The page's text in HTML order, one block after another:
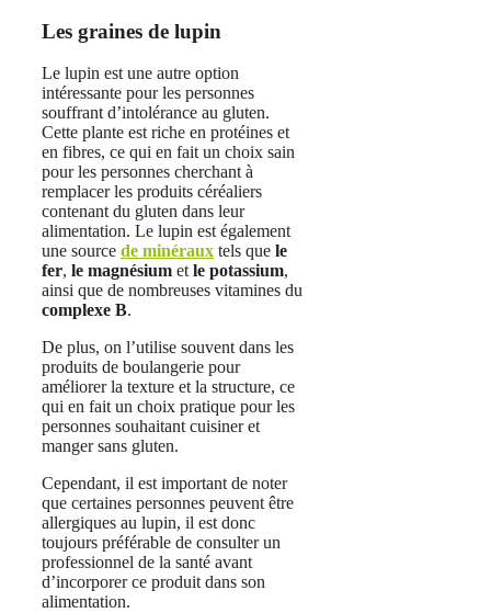
Les graines de lupin
Le lupin est une autre option
intéressante pour les personnes
souffrant d’intolérance au gluten.
Cette plante est riche en protéines et
en fibres, ce qui en fait un choix sain
pour les personnes cherchant à
remplacer les produits céréaliers
contenant du gluten dans leur
alimentation. Le lupin est également
une source de minéraux tels que le
fer, le magnésium etle potassium,
ainsi que de nombreuses vitamines du
complexe B.
De plus, on l’utilise souvent dans les
produits de boulangerie pour
améliorer la texture et la structure, ce
qui en fait un choix pratique pour les
personnes souhaitant cuisiner et
manger sans gluten.
Cependant, il est important de noter
que certaines personnes peuvent être
allergiques au lupin, il est donc
toujours préférable de consulter un
professionnel de la santé avant
d’incorporer ce produit dans son
alimentation.